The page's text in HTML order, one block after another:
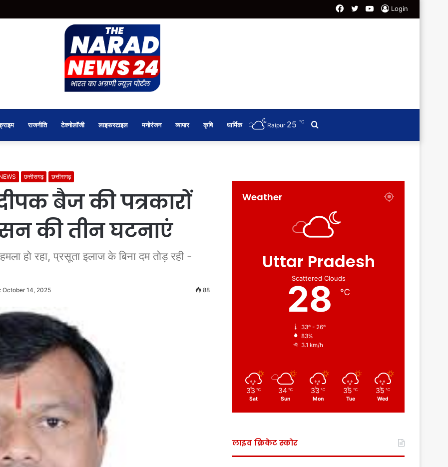
Login
YouTube
Twitter
Facebook
राजनीति टेक्नोलॉजी लाइफस्टाइल मनोरंजन व्यापार कृषि धार्मिक Raipur 25 ℃
छत्तीसगढ़ छत्तीसगढ़
बैज की पत्रकारों
की तीन घटनाएं
हो रहा, प्रसूता इलाज के बिना दम तोड़ रही -
October 14, 2025 88
Weather
Uttar Pradesh
Scattered Clouds
28 ℃
33º - 26º
83%
3.1 km/h
33 ℃
Sat
34 ℃
Sun
33 ℃
Mon
35 ℃
Tue
35 ℃
Wed
लाइव क्रिकेट स्कोर